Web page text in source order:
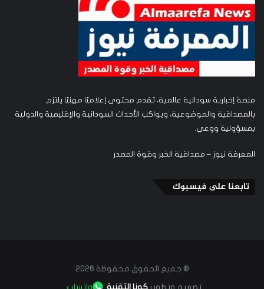
منصة إخبارية سودانية عالمية، تقدم محتوى إعلاميًا مهنيًا يلتزم
بالمصداقية والموضوعية، ويواكب الأحداث السودانية والإقليمية والدولية
بمسؤولية ووعي.
المعرفة نيوز – مصداقية الخبر وقوة المصدر
تابعنا على فيسبوك
© جميع الحقوق محفوظة 2026
تصميم وتطويركونا التقنية واتساب